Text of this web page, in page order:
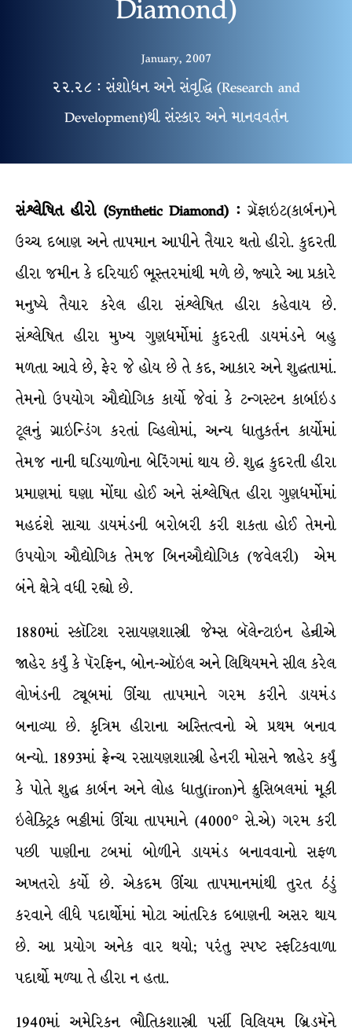
January, 2007
૨૨.૨૮ : સંશોધન અને સંવૃદ્ધિ (Research and
Development)થી સંસ્કાર અને માનવવર્તન
સંશ્લેષિત હીરો(Synthetic Diamond) : ગ્રૅફાઇટ(કાર્બન)ને
ઉચ્ચ દબાણ અને તાપમાન આપીને તૈયાર થતો હીરો. કુદરતી
હીરા જમીન કે દરિયાઈ ભૂસ્તરમાંથી મળે છે, જ્યારે આ પ્રકારે
મનુષ્યે તૈયાર કરેલ હીરા સંશ્લેષિત હીરા કહેવાય છે.
સંશ્લેષિત હીરા મુખ્ય ગુણધર્મોમાં કુદરતી ડાયમંડને બહુ
મળતા આવે છે, ફેર જે હોય છે તે કદ, આકાર અને શુદ્ધતામાં.
તેમનો ઉપયોગ ઔદ્યોગિક કાર્યો જેવાં કે ટન્ગસ્ટન કાર્બાઇડ
ટૂલનું ગ્રાઇન્ડિંગ કરતાં વ્હિલોમાં, અન્ય ધાતુકર્તન કાર્યોમાં
તેમજ નાની ઘડિયાળોના બેરિંગમાં થાય છે. શુદ્ધ કુદરતી હીરા
પ્રમાણમાં ઘણા મોંઘા હોઈ અને સંશ્લેષિત હીરા ગુણધર્મોમાં
મહદંશે સાચા ડાયમંડની બરોબરી કરી શકતા હોઈ તેમનો
ઉપયોગ ઔદ્યોગિક તેમજ બિનઔદ્યોગિક (જવેલરી) એમ
બંને ક્ષેત્રે વધી રહ્યો છે.
1880માં સ્કૉટિશ રસાયણશાસ્ત્રી જેમ્સ બૅલેન્ટાઇન હેન્રીએ
જાહેર કર્યું કે પૅરફિન, બોન-ઑઇલ અને લિથિયમને સીલ કરેલ
લોખંડની ટ્યૂબમાં ઊંચા તાપમાને ગરમ કરીને ડાયમંડ
બનાવ્યા છે. કૃત્રિમ હીરાના અસ્તિત્વનો એ પ્રથમ બનાવ
બન્યો. 1893માં ફ્રેન્ચ રસાયણશાસ્ત્રી હેનરી મોસને જાહેર કર્યું
કે પોતે શુદ્ધ કાર્બન અને લોહ ધાતુ(iron)ને ક્રુસિબલમાં મૂકી
ઇલેક્ટ્રિક ભઠ્ઠીમાં ઊંચા તાપમાને (4000° સે.એ) ગરમ કરી
પછી પાણીના ટબમાં બોળીને ડાયમંડ બનાવવાનો સફળ
અખતરો કર્યો છે. એકદમ ઊંચા તાપમાનમાંથી તુરત ઠંડું
કરવાને લીધે પદાર્થોમાં મોટા આંતરિક દબાણની અસર થાય
છે. આ પ્રયોગ અનેક વાર થયો; પરંતુ સ્પષ્ટ સ્ફટિકવાળા
પદાર્થો મળ્યા તે હીરા ન હતા.
1940માં અમેરિકન ભૌતિકશાસ્ત્રી પર્સી વિલિયમ બ્રિડમૅને